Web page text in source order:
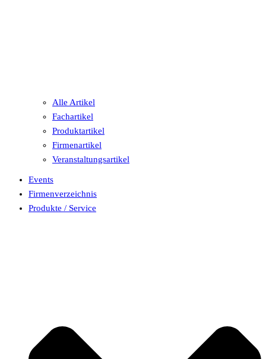
Alle Artikel
Fachartikel
Produktartikel
Firmenartikel
Veranstaltungsartikel
Events
Firmenverzeichnis
Produkte / Service